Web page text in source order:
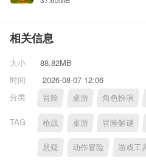
相关信息
大小
88.82MB
时间
2026-08-07 12:06
分类
冒险 桌游 角色扮演
TAG 枪战 桌游 冒险解谜
悬疑 动作冒险 游戏工